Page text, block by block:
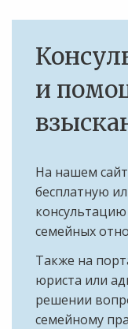
и
На нашем
бесплатную
семейных
Также на
юриста или
решении
семейному